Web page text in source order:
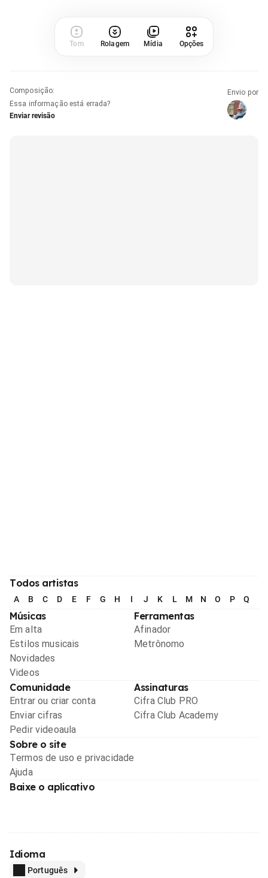
Tom Rolagem Mídia Opções
Composição:
Essa informação está errada?
Enviar revisão
Envio por
Todos artistas
A B C D E F G H I J K L M N O P Q
Músicas
Em alta
Estilos musicais
Novidades
Videos
Ferramentas
Afinador
Metrônomo
Comunidade
Entrar ou criar conta
Enviar cifras
Pedir videoaula
Assinaturas
Cifra Club PRO
Cifra Club Academy
Sobre o site
Termos de uso e privacidade
Ajuda
Baixe o aplicativo
Idioma
Português